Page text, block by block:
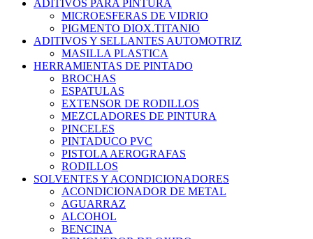
ADITIVOS PARA PINTURA
MICROESFERAS DE VIDRIO
PIGMENTO DIOX.TITANIO
ADITIVOS Y SELLANTES AUTOMOTRIZ
MASILLA PLASTICA
HERRAMIENTAS DE PINTADO
BROCHAS
ESPATULAS
EXTENSOR DE RODILLOS
MEZCLADORES DE PINTURA
PINCELES
PINTADUCO PVC
PISTOLA AEROGRAFAS
RODILLOS
SOLVENTES Y ACONDICIONADORES
ACONDICIONADOR DE METAL
AGUARRAZ
ALCOHOL
BENCINA